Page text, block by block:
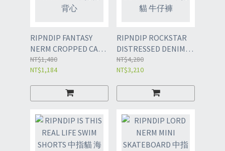
RIPNDIP FANTASY
NERM CROPPED CAMI
TANK TOP 中指猫 背
心
NT$1,480
NT$1,184
RIPNDIP ROCKSTAR
DISTRESSED DENIM
PANTS 中指貓 牛仔褲
NT$4,280
NT$3,210